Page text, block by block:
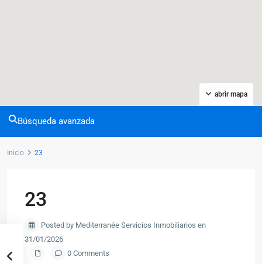
abrir mapa
Búsqueda avanzada
Inicio 23
23
Posted by Mediterranée Servicios Inmobiliarios en
31/01/2026
0 Comments